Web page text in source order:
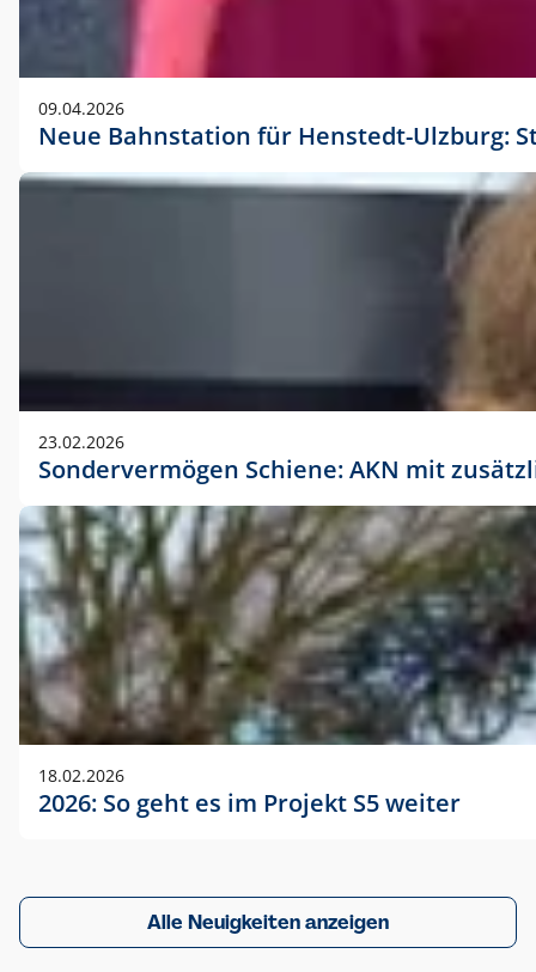
09.04.2026
Neue Bahnstation für Henstedt-Ulzburg:
23.02.2026
Sondervermögen Schiene: AKN mit
18.02.2026
2026: So geht es im Projekt S5 weiter
Alle Neuigkeiten anzeigen